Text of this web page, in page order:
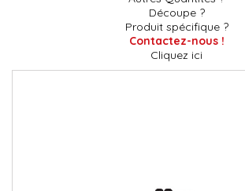
Découpe ?
Produit spécifique ?
Contactez-nous !
Cliquez ici